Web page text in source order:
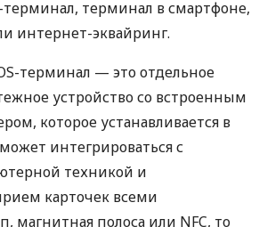
терминал, терминал в смартфоне,
интернет-эквайринг.
терминал — это отдельное
устройство со встроенным
которое устанавливается в
интегрироваться с
техникой и
карточек всеми
магнитная полоса или NFC, то